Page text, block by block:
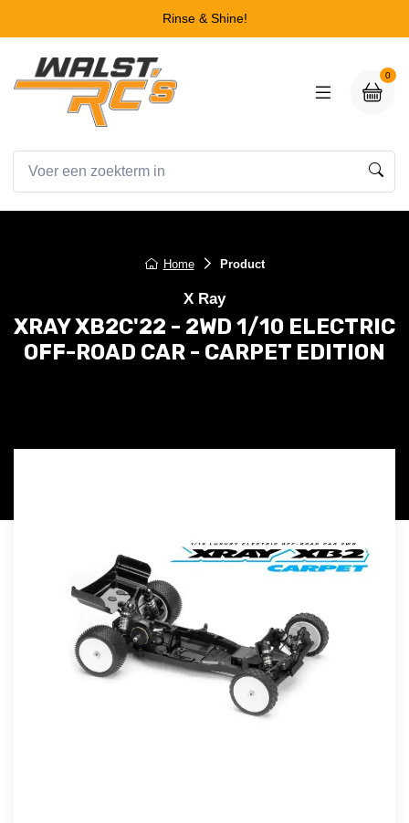
Rinse & Shine!
0
Home Product
X Ray
XRAY XB2C'22 - 2WD 1/10 ELECTRIC
OFF-ROAD CAR - CARPET EDITION